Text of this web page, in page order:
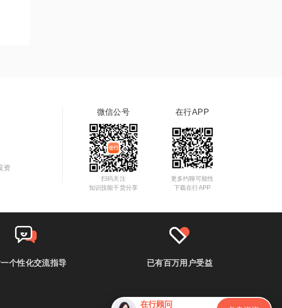
在行顾问
资
微信公号
扫码关注
知识技能干货分享
在行APP
更多约聊可能性
下载在行APP
个性化交流指导 已有百万用户受益